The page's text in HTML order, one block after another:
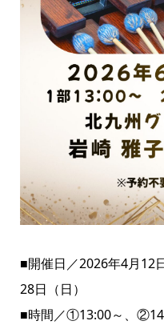
■開催日／2026年4月12
28日（日）
■時間／①13:00～、